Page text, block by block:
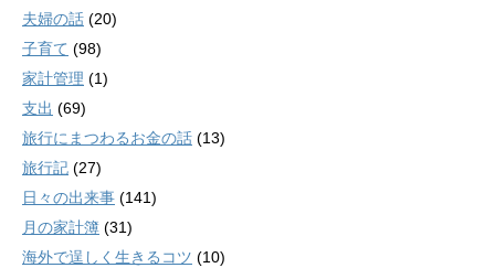
夫婦の話 (20)
子育て (98)
家計管理 (1)
支出 (69)
旅行にまつわるお金の話 (13)
旅行記 (27)
日々の出来事 (141)
月の家計簿 (31)
海外で逞しく生きるコツ (10)